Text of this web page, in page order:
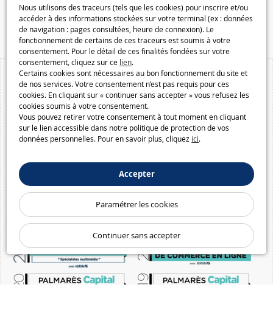
Nous utilisons des traceurs (tels que les cookies) pour inscrire et/ou
accéder à des informations stockées sur votre terminal (ex : données
de navigation : pages consultées, heure de connexion). Le
fonctionnement de certains de ces traceurs est soumis à votre
consentement. Pour le détail de ces finalités fondées sur votre
consentement, cliquez sur ce lien.
Certains cookies sont nécessaires au bon fonctionnement du site et
de nos services. Votre consentement n’est pas requis pour ces
cookies. En cliquant sur « continuer sans accepter » vous refusez les
cookies soumis à votre consentement.
Vous pouvez retirer votre consentement à tout moment en cliquant
sur le lien accessible dans notre politique de protection de vos
données personnelles. Pour en savoir plus, cliquez ici.
Accepter
Paramétrer les cookies
Continuer sans accepter
Speelgoedmelkweg.be
Macway.com